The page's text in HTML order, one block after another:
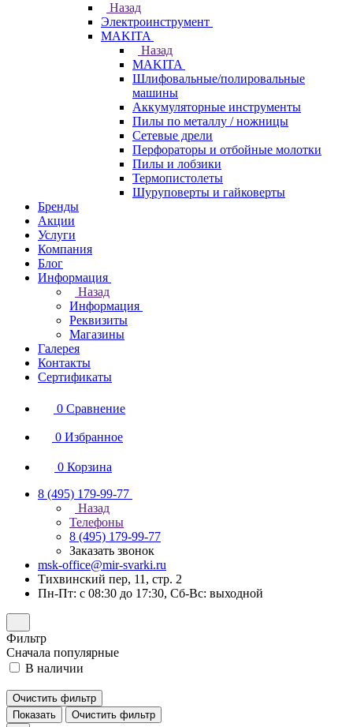
Назад
Электроинструмент
МAKITA
Назад
МAKITA
Шлифовальные/полировальные
машины
Аккумуляторные инструменты
Пилы по металлу / ножницы
Сетевые дрели
Перфораторы и отбойные молотки
Пилы и лобзики
Термопистолеты
Шуруповерты и гайковерты
Бренды
Акции
Услуги
Компания
Блог
Информация
Назад
Информация
Реквизиты
Магазины
Галерея
Контакты
Сертификаты
0 Сравнение
0 Избранное
0 Корзина
8 (495) 179-99-77
Назад
Телефоны
8 (495) 179-99-77
Заказать звонок
msk-office@mir-svarki.ru
Тихвинский пер, 11, стр. 2
Пн-Пт: с 08:30 до 17:30, Сб-Вс: выходной
Фильтр
Сначала популярные
В наличии
Очистить фильтр
Показать
Очистить фильтр